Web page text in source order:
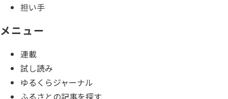
担い手
メニュー
連載
試し読み
ゆるくらジャーナル